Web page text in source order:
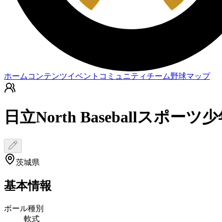
ホーム コンテンツイベント コミュニティチーム野球マップ
日立North Baseballスポーツ
茨城県
基本情報
ボール種別
軟式